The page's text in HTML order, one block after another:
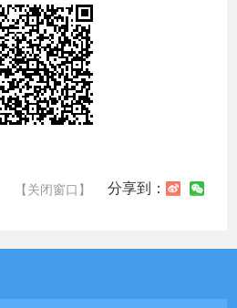
【关闭窗口】 分享到：